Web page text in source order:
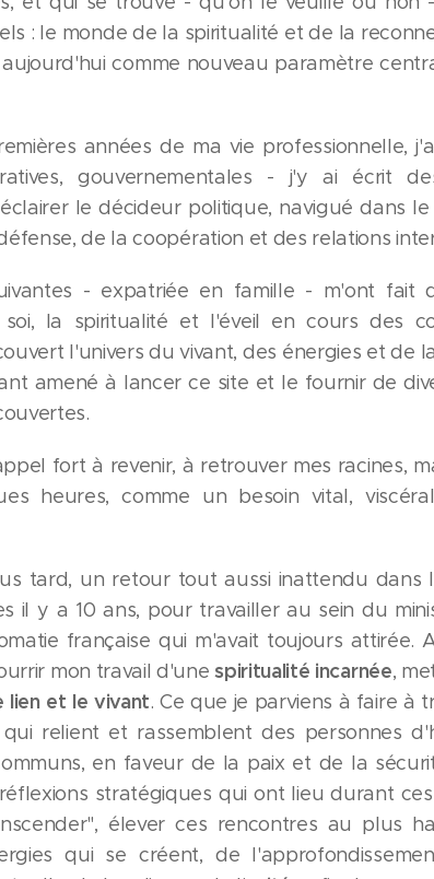
: le monde de la spiritualité et de la
comme nouveau paramètre
années de ma vie professionnelle,
gouvernementales - j'y ai écrit
le décideur politique, navigué dans
de la coopération et des relations
- expatriée en famille - m'ont fait
soi, la spiritualité et l'éveil en cours des
l'univers du vivant, des énergies et de
amené à lancer ce site et le fournir de
fort à revenir, à retrouver mes racines,
heures, comme un besoin vital,
tard, un retour tout aussi inattendu dans
il y a 10 ans, pour travailler au sein du
française qui m'avait toujours attirée.
mon travail d'unespiritualité incarnée,
lien et le vivant. Ce que je parviens à faire à
relient et rassemblent des personnes
en faveur de la paix et de la
stratégiques qui ont lieu durant
élever ces rencontres au plus
qui se créent, de